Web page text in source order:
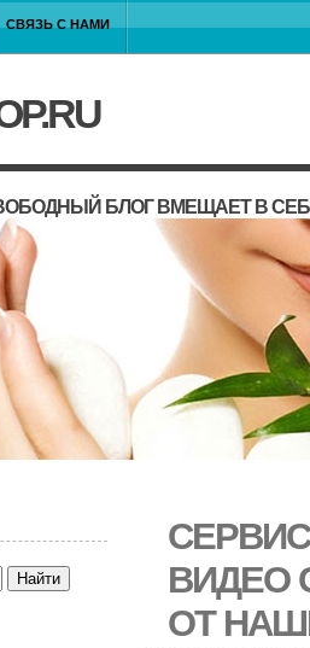
СВЯЗЬ С НАМИ
БЛОГ ВМЕЩАЕТ В
ВИДЕО
ОТ